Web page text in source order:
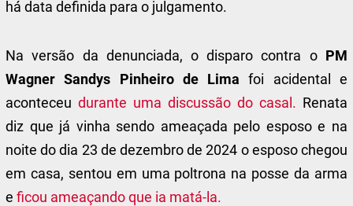
há data definida para o julgamento.
Na versão da denunciada, o disparo contra oPM
Wagner Sandys Pinheiro de Lima foi acidental e
aconteceu durante uma discussão do casal. Renata
diz que já vinha sendo ameaçada pelo esposo e na
noite do dia 23 de dezembro de 2024 o esposo chegou
em casa, sentou em uma poltrona na posse da arma
eficou ameaçando que ia matá-la.